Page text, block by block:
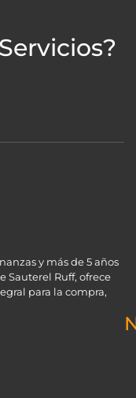
y más de 5 años
Sauterel Ruff, ofrece
para la compra,